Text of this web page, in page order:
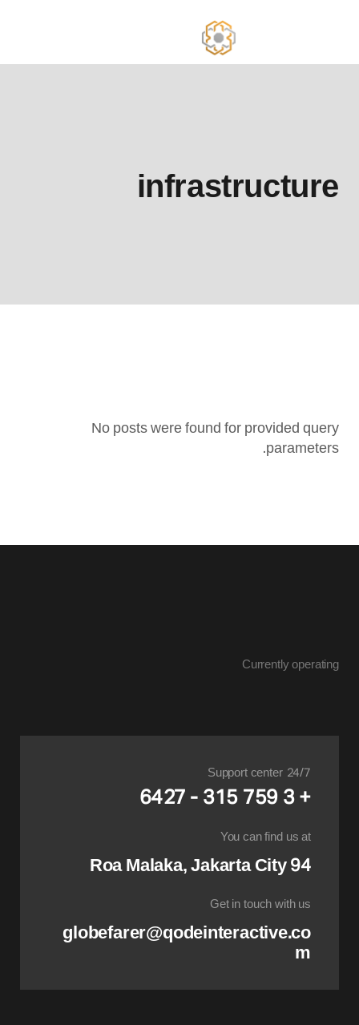
infrastructure
No posts were found for provided query
parameters.
Currently operating
Support center 24/7
+ 3 759 315 - 6427
You can find us at
94 Roa Malaka, Jakarta City
Get in touch with us
globefarer@qodeinteractive.co
m